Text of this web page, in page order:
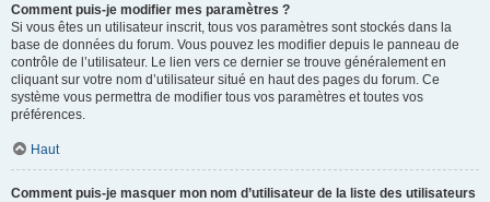
Comment puis-je modifier mes paramètres ?
Si vous êtes un utilisateur inscrit, tous vos paramètres sont stockés dans la
base de données du forum. Vous pouvez les modifier depuis le panneau de
contrôle de l’utilisateur. Le lien vers ce dernier se trouve généralement en
cliquant sur votre nom d’utilisateur situé en haut des pages du forum. Ce
système vous permettra de modifier tous vos paramètres et toutes vos
préférences.
Haut
Comment puis-je masquer mon nom d’utilisateur de la liste des utilisateurs